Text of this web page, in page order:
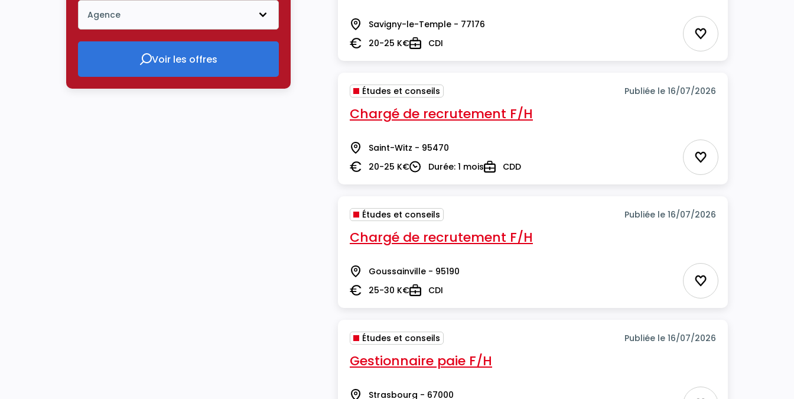
Agence
Icône ouvrir la liste déroulante
Voir les offres
Voir les offres
Lieu Savigny-le-Temple - 77176
Salaire20-25 K€TypeCDI Ajouter aux
Études et conseils Publiée le 16/07/2026
Chargé de recrutement F/H
Lieu Saint-Witz - 95470
Salaire20-25 K€DuréeDurée: 1 moisTypeCDD Ajouter aux
Études et conseils Publiée le 16/07/2026
Chargé de recrutement F/H
Lieu Goussainville - 95190
Salaire25-30 K€TypeCDI Ajouter aux
Études et conseils Publiée le 16/07/2026
Gestionnaire paie F/H
Strasbourg - 67000